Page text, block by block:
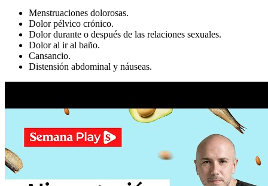
Menstruaciones dolorosas.
Dolor pélvico crónico.
Dolor durante o después de las relaciones sexuales.
Dolor al ir al baño.
Cansancio.
Distensión abdominal y náuseas.